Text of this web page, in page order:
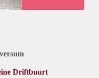
Driftbuurt